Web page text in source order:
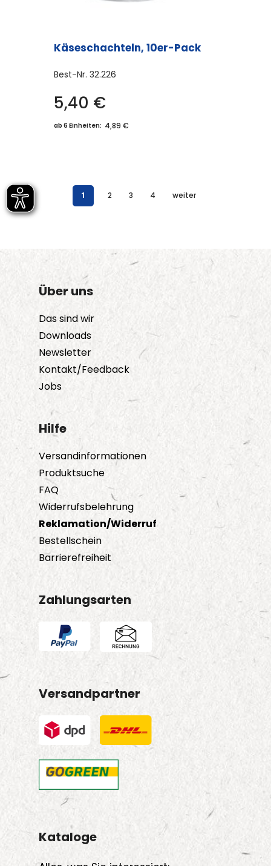
Käseschachteln, 10er-Pack
Best-Nr. 32.226
5,40 €
ab 6 Einheiten: 4,89 €
1 2 3 4 weiter
Über uns
Das sind wir
Downloads
Newsletter
Kontakt/Feedback
Jobs
Hilfe
Versandinformationen
Produktsuche
FAQ
Widerrufsbelehrung
Reklamation/Widerruf
Bestellschein
Barrierefreiheit
Zahlungsarten
Versandpartner
Kataloge